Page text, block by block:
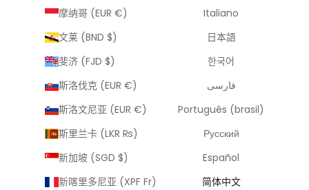
摩纳哥 (EUR €)
文莱 (BND $)
斐济 (FJD $)
斯洛伐克 (EUR €)
斯洛文尼亚 (EUR €)
斯里兰卡 (LKR ₨)
新加坡 (SGD $)
新喀里多尼亚 (XPF Fr)
Italiano
日本語
한국어
فارسی
Português (brasil)
Русский
Español
简体中文